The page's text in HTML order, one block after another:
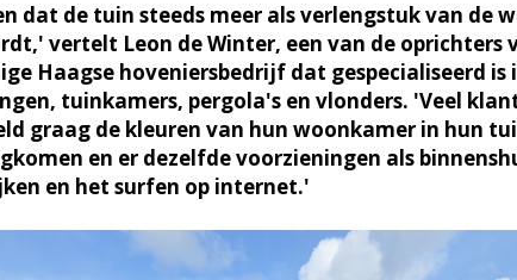
dat de tuin steeds meer als verlengstuk van de
vertelt Leon de Winter, een van de oprichters
Haagse hoveniersbedrijf dat gespecialiseerd is
tuinkamers, pergola's en vlonders. 'Veel
graag de kleuren van hun woonkamer in hun
en er dezelfde voorzieningen als
en het surfen op internet.'